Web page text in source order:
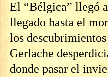
El “Bélgica” llegó
llegado hasta el
los
Gerlache
donde pasar el